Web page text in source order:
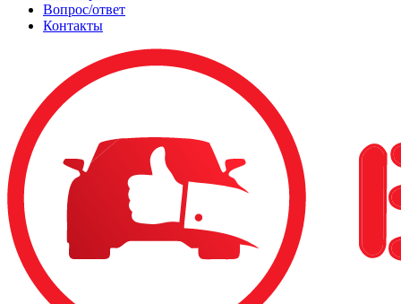
Вопрос/ответ
Контакты